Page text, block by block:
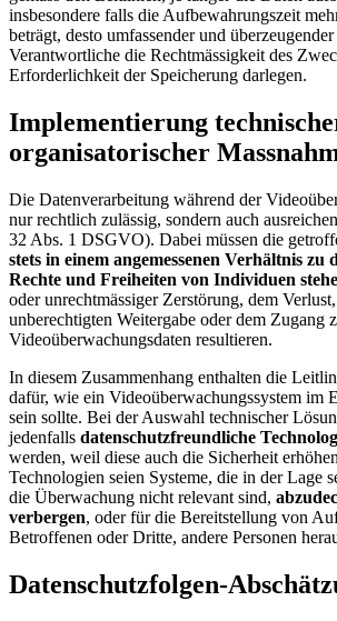
insbesondere falls die Aufbewahrungszeit
beträgt, desto umfassender und
Verantwortliche die Rechtmässigkeit des
Erforderlichkeit der Speicherung darlegen.
Implementierung
organisatorischer
Die Datenverarbeitung während der
nur rechtlich zulässig, sondern auch
32 Abs. 1 DSGVO). Dabei müssen die
stets in einem angemessenen Verhältnis zu
Rechte und Freiheiten von Individuen
oder unrechtmässiger Zerstörung, dem
unberechtigten Weitergabe oder dem Zugang
Videoüberwachungsdaten resultieren.
In diesem Zusammenhang enthalten die
dafür, wie ein Videoüberwachungssystem im
sein sollte. Bei der Auswahl technischer
jedenfalls datenschutzfreundliche
werden, weil diese auch die Sicherheit
Technologien seien Systeme, die in der Lage
die Überwachung nicht relevant sind,
verbergen, oder für die Bereitstellung von
Betroffenen oder Dritte, andere Personen
Datenschutzfolgen-